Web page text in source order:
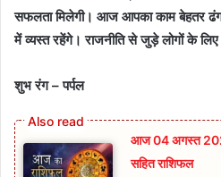
सफलता मिलेगी। आज आपका काम बेहतर
में व्यस्त रहेंगे। राजनीति से जुड़े लोगों के
शुभ रंग – पर्पल
आज 04 अगस्त 2026
सहित राशिफल